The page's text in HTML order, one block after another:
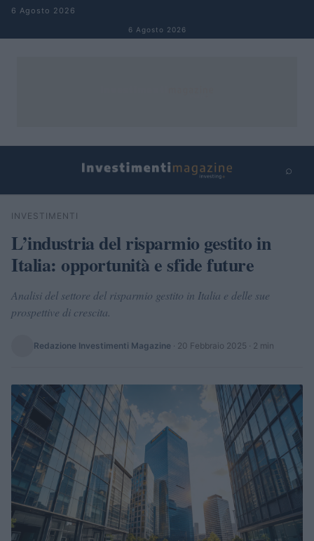
Salta al contenuto
6 Agosto 2026
6 Agosto 2026
⌕
Cerca
INVESTIMENTI
L’industria del risparmio gestito in
Italia: opportunità e sfide future
Analisi del settore del risparmio gestito in Italia e delle sue
prospettive di crescita.
Redazione Investimenti Magazine · 20 Febbraio 2025 · 2 min